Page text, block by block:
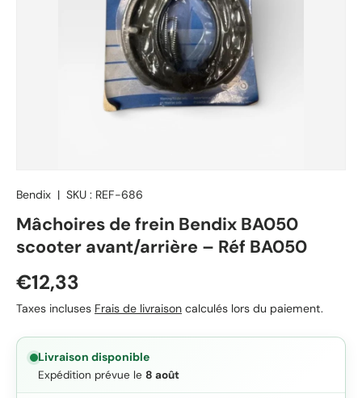
Bendix | SKU : REF-686
Mâchoires de frein Bendix BA050
scooter avant/arrière – Réf BA050
Prix habituel
€12,33
Taxes incluses Frais de livraison calculés lors du paiement.
Livraison disponible
Expédition prévue le 8 août